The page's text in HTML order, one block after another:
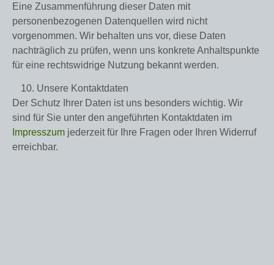
Eine Zusammenführung dieser Daten mit
personenbezogenen Datenquellen wird nicht
vorgenommen. Wir behalten uns vor, diese Daten
nachträglich zu prüfen, wenn uns konkrete Anhaltspunkte
für eine rechtswidrige Nutzung bekannt werden.
Unsere Kontaktdaten
Der Schutz Ihrer Daten ist uns besonders wichtig. Wir
sind für Sie unter den angeführten Kontaktdaten im
Impresszum jederzeit für Ihre Fragen oder Ihren Widerruf
erreichbar.